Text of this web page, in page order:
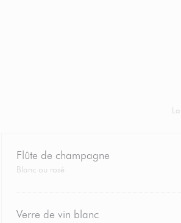
Flûte de champagne
Blanc ou rosé
Verre de vin blanc